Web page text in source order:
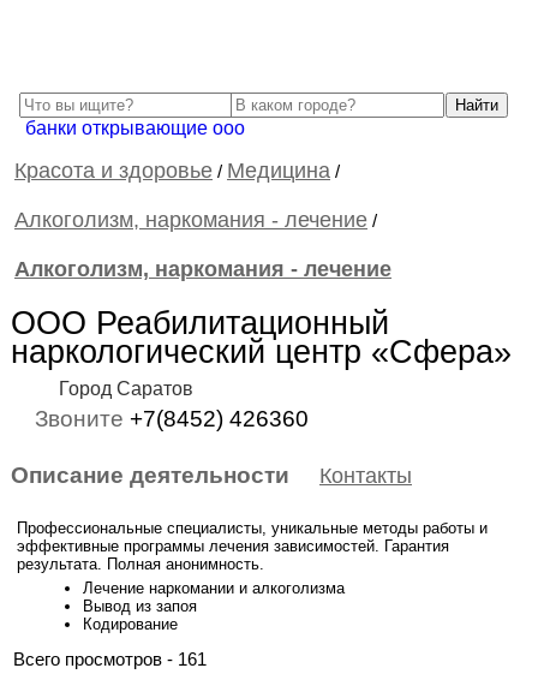
банки открывающие ооо
Красота и здоровье / Медицина /
Алкоголизм, наркомания - лечение /
Алкоголизм, наркомания - лечение
ООО Реабилитационный
наркологический центр «Сфера»
Город Саратов
Звоните +7(8452) 426360
Описание деятельности Контакты
Профессиональные специалисты, уникальные методы работы и
эффективные программы лечения зависимостей. Гарантия
результата. Полная анонимность.
Лечение наркомании и алкоголизма
Вывод из запоя
Кодирование
Всего просмотров - 161